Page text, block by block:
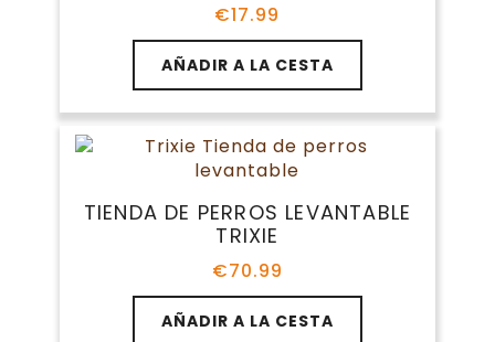
€17.99
AÑADIR A LA CESTA
TIENDA DE PERROS LEVANTABLE
TRIXIE
€70.99
AÑADIR A LA CESTA